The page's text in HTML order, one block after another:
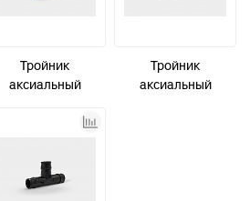
Тройник
аксиальный
переходной D25
(2,2)
Тройник
аксиальный